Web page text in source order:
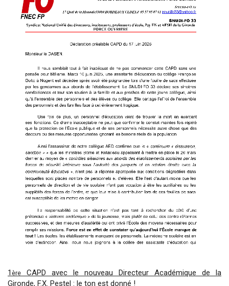
1 ère CAPD avec le nouveau Directeur Académique de la
Gironde, F.X. Pestel : le ton est donné !